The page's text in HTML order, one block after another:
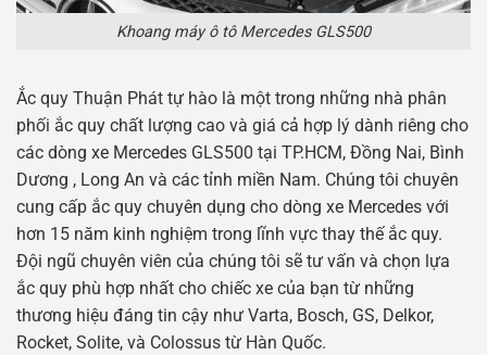
Khoang máy ô tô Mercedes GLS500
Ắc quy Thuận Phát tự hào là một trong những nhà phân
phối ắc quy chất lượng cao và giá cả hợp lý dành riêng cho
các dòng xe Mercedes GLS500 tại TP.HCM, Đồng Nai, Bình
Dương , Long An và các tỉnh miền Nam. Chúng tôi chuyên
cung cấp ắc quy chuyên dụng cho dòng xe Mercedes với
hơn 15 năm kinh nghiệm trong lĩnh vực thay thế ắc quy.
Đội ngũ chuyên viên của chúng tôi sẽ tư vấn và chọn lựa
ắc quy phù hợp nhất cho chiếc xe của bạn từ những
thương hiệu đáng tin cậy như Varta, Bosch, GS, Delkor,
Rocket, Solite, và Colossus từ Hàn Quốc.